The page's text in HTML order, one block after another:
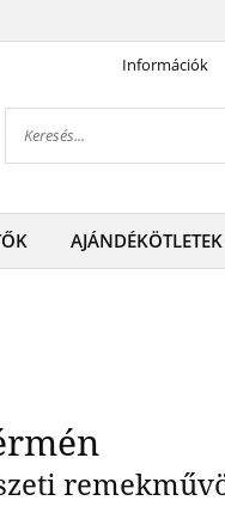
Információk
AJÁNDÉKÖTLETEK